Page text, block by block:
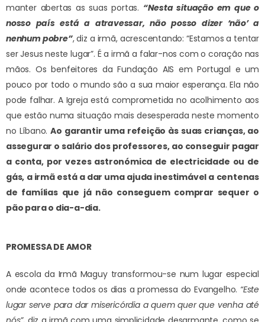
manter abertas as suas portas. “Nesta situação em que o
nosso país está a atravessar, não posso dizer ‘não’ a
nenhum pobre”, diz a irmã, acrescentando: “Estamos a tentar
ser Jesus neste lugar”. É a irmã a falar-nos com o coração nas
mãos. Os benfeitores da Fundação AIS em Portugal e um
pouco por todo o mundo são a sua maior esperança. Ela não
pode falhar. A Igreja está comprometida no acolhimento aos
que estão numa situação mais desesperada neste momento
no Líbano.Ao garantir uma refeição às suas crianças, ao
assegurar o salário dos professores, ao conseguir pagar
a conta, por vezes astronómica de electricidade ou de
gás, a irmã está a dar uma ajuda inestimável a centenas
de famílias que já não conseguem comprar sequer o
pão para o dia-a-dia.
PROMESSA DE AMOR
A escola da Irmã Maguy transformou-se num lugar especial
onde acontece todos os dias a promessa do Evangelho. “Este
lugar serve para dar misericórdia a quem quer que venha até